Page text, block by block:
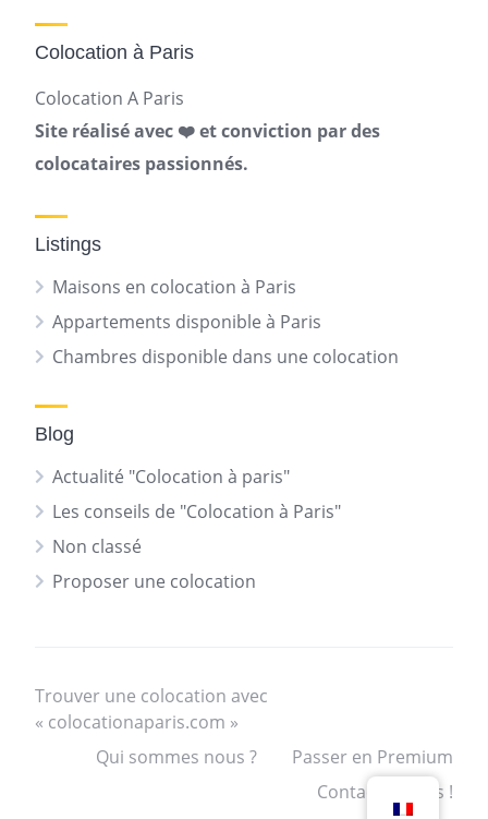
Colocation à Paris
Colocation A Paris
Site réalisé avec ❤️ et conviction par des
colocataires passionnés.
Listings
Maisons en colocation à Paris
Appartements disponible à Paris
Chambres disponible dans une colocation
Blog
Actualité "Colocation à paris"
Les conseils de "Colocation à Paris"
Non classé
Proposer une colocation
Trouver une colocation avec
« colocationaparis.com »
Qui sommes nous ?
Passer en Premium
Contactez nous !